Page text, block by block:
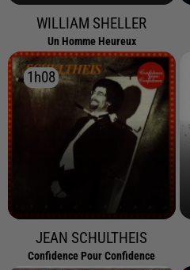
WILLIAM SHELLER
Un Homme Heureux
1h08
1h08
JEAN SCHULTHEIS
Confidence Pour Confidence